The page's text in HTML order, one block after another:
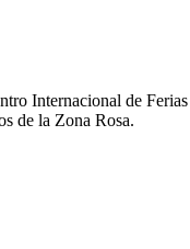
Internacional de
de la Zona Rosa.